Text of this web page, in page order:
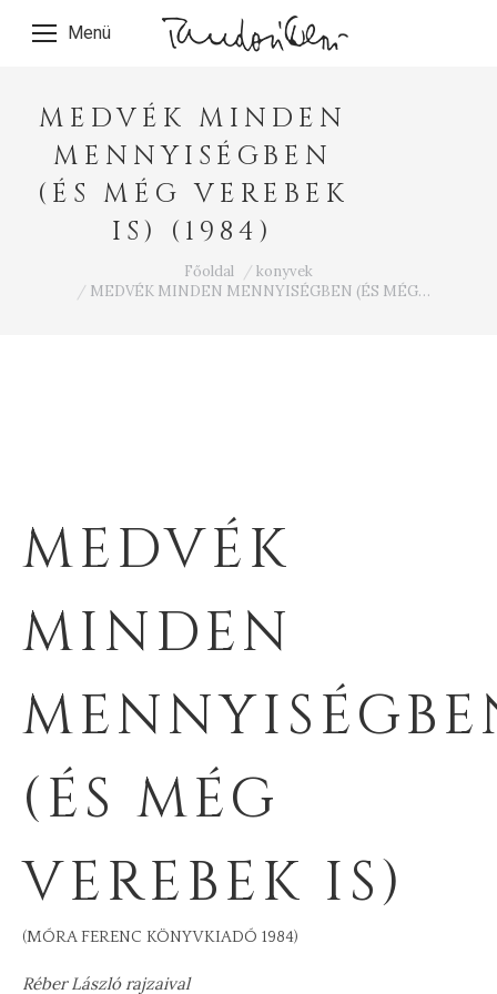
Menü
MEDVÉK MINDEN
MENNYISÉGBEN
(ÉS MÉG VEREBEK
IS) (1984)
Főoldal
konyvek
MEDVÉK MINDEN MENNYISÉGBEN (ÉS MÉG…
MEDVÉK
MINDEN
(ÉS MÉG
VEREBEK IS)
(MÓRA FERENC KÖNYVKIADÓ 1984)
Réber László rajzaival